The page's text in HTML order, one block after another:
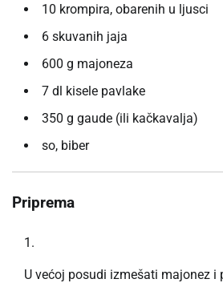
10 krompira, obarenih u ljusci
6 skuvanih jaja
600 g majoneza
7 dl kisele pavlake
350 g gaude (ili kačkavalja)
so, biber
Priprema
U većoj posudi izmešati majonez i